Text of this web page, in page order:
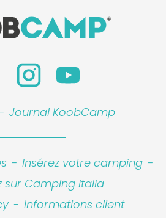
Journal KoobCamp
- Insérez votre camping -
sur Camping Italia
- Informations client